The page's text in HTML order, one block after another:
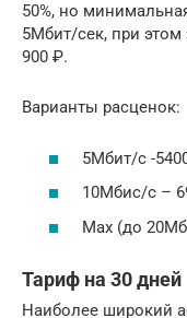
50%, но
5Мбит/сек, при
900 ₽.
Варианты расценок:
5Мбит/с -
10Мбис/с –
Max (до
Тариф на 30 дней
Наиболее широкий